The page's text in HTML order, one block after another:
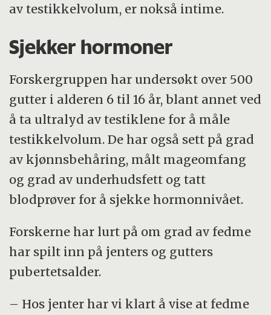
av testikkelvolum, er nokså intime.
Sjekker hormoner
Forskergruppen har undersøkt over 500
gutter i alderen 6 til 16 år, blant annet ved
å ta ultralyd av testiklene for å måle
testikkelvolum. De har også sett på grad
av kjønnsbehåring, målt mageomfang
og grad av underhudsfett og tatt
blodprøver for å sjekke hormonnivået.
Forskerne har lurt på om grad av fedme
har spilt inn på jenters og gutters
pubertetsalder.
– Hos jenter har vi klart å vise at fedme